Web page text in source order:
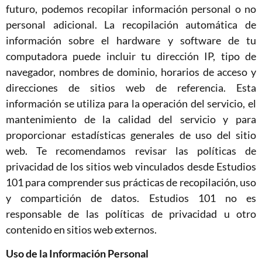
futuro, podemos recopilar información personal o no
personal adicional. La recopilación automática de
información sobre el hardware y software de tu
computadora puede incluir tu dirección IP, tipo de
navegador, nombres de dominio, horarios de acceso y
direcciones de sitios web de referencia. Esta
información se utiliza para la operación del servicio, el
mantenimiento de la calidad del servicio y para
proporcionar estadísticas generales de uso del sitio
web. Te recomendamos revisar las políticas de
privacidad de los sitios web vinculados desde Estudios
101 para comprender sus prácticas de recopilación, uso
y compartición de datos. Estudios 101 no es
responsable de las políticas de privacidad u otro
contenido en sitios web externos.
Uso de la Información Personal